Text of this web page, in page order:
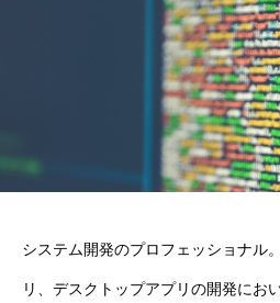
システム開発のプロフェッショナル
リ、デスクトップアプリの開発にお